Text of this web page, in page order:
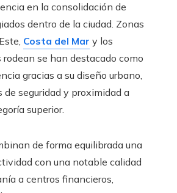
en la consolidación de
dentro de la ciudad. Zonas
Costa del Mar y los
rodean se han destacado como
gracias a su diseño urbano,
de seguridad y proximidad a
superior.
de forma equilibrada una
con una notable calidad
a centros financieros,